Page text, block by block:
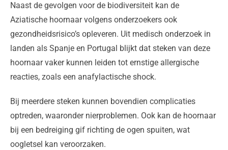
Naast de gevolgen voor de biodiversiteit kan de
Aziatische hoornaar volgens onderzoekers ook
gezondheidsrisico’s opleveren. Uit medisch onderzoek in
landen als Spanje en Portugal blijkt dat steken van deze
hoornaar vaker kunnen leiden tot ernstige allergische
reacties, zoals een anafylactische shock.
Bij meerdere steken kunnen bovendien complicaties
optreden, waaronder nierproblemen. Ook kan de hoornaar
bij een bedreiging gif richting de ogen spuiten, wat
oogletsel kan veroorzaken.